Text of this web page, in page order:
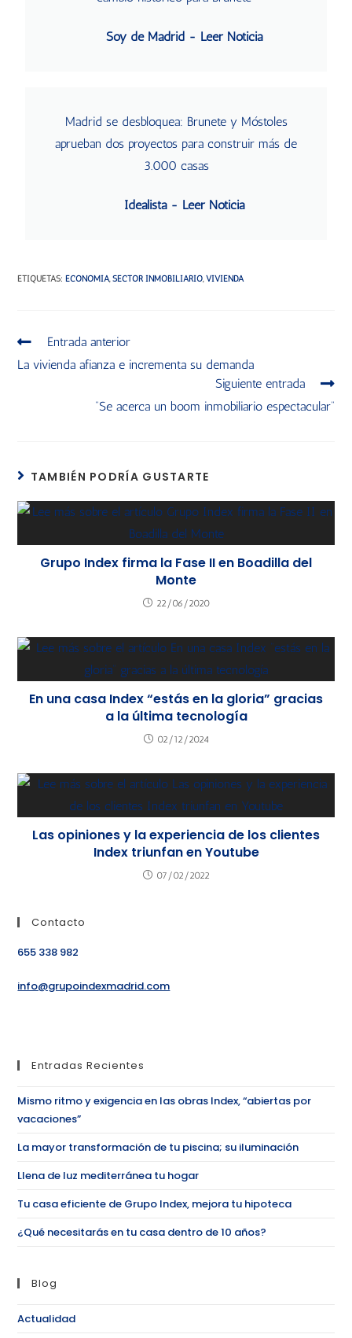
Soy de Madrid - Leer Noticia
Madrid se desbloquea: Brunete y Móstoles
aprueban dos proyectos para construir más de
3.000 casas
Idealista - Leer Noticia
ETIQUETAS:ECONOMÍA, SECTOR INMOBILIARIO, VIVIENDA
Entrada anterior
La vivienda afianza e incrementa su demanda
Siguiente entrada
“Se acerca un boom inmobiliario espectacular”
TAMBIÉN PODRÍA GUSTARTE
Grupo Index firma la Fase II en Boadilla del
Monte
22/06/2020
En una casa Index “estás en la gloria” gracias
a la última tecnología
02/12/2024
Las opiniones y la experiencia de los clientes
Index triunfan en Youtube
07/02/2022
Contacto
655 338 982
info@grupoindexmadrid.com
Entradas Recientes
Mismo ritmo y exigencia en las obras Index, “abiertas por
vacaciones”
La mayor transformación de tu piscina; su iluminación
Llena de luz mediterránea tu hogar
Tu casa eficiente de Grupo Index, mejora tu hipoteca
¿Qué necesitarás en tu casa dentro de 10 años?
Blog
Actualidad